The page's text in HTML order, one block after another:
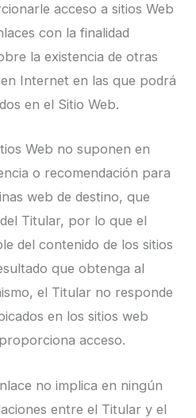
acceso a sitios Web
con la finalidad
la existencia de otras
Internet en las que podrá
en el Sitio Web.
Web no suponen en
o recomendación para
web de destino, que
Titular, por lo que el
del contenido de los sitios
que obtenga al
el Titular no responde
en los sitios web
acceso.
no implica en ningún
entre el Titular y el